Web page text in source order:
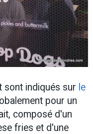
sont indiqués sur le
pour un
composé d'un
fries et d'une